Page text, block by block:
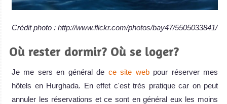
Crédit photo : http://www.flickr.com/photos/bay47/5505033841/
Où rester dormir? Où se loger?
Je me sers en général de ce site webpour réserver mes
hôtels en Hurghada. En effet c'est très pratique car on peut
annuler les réservations et ce sont en général eux les moins